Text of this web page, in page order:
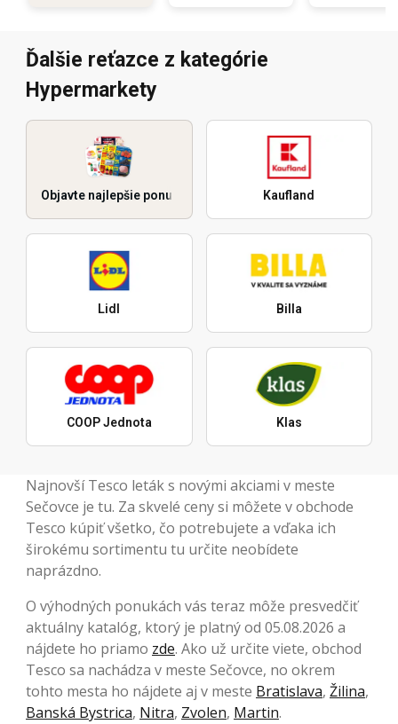
Ďalšie reťazce z kategórie
Hypermarkety
Objavte najlepšie ponuky Kaufland
Lidl Billa
COOP Jednota Klas
Najnovší Tesco leták s novými akciami v meste
Sečovce je tu. Za skvelé ceny si môžete v obchode
Tesco kúpiť všetko, čo potrebujete a vďaka ich
širokému sortimentu tu určite neobídete
naprázdno.
O výhodných ponukách vás teraz môže presvedčiť
aktuálny katalóg, ktorý je platný od 05.08.2026 a
nájdete ho priamo zde. Ako už určite viete, obchod
Tesco sa nachádza v meste Sečovce, no okrem
tohto mesta ho nájdete aj v meste Bratislava, Žilina,
Banská Bystrica, Nitra, Zvolen, Martin.